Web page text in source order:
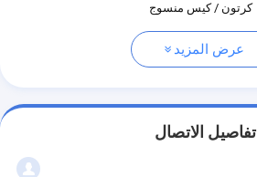
كرتون / كيس منسوج
عرض المزيد
تفاصيل الاتصال